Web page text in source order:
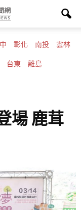
彰化 南投 雲林
台東 離島
場 鹿茸